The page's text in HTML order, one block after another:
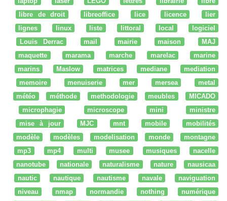
libre de droit
libreoffice lice licence
lier
lignes
linux liste littoral local
logiciel
Louis Derrac
mail mairie maison
MAJ
maquette
marama marche marelac
marine
marins
Maslow matrices mediane
mediation
memoire
menuiserie mer mersea
metal
météo
méthode methodologie meubles
MICADO
microphagie
microscope mini
ministre
mise à jour
MJC mnt mobile
mobilités
modèle
modèles modelisation monde
montagne
mp3
mp4 multi musee musiques
nacelle
nanotube
nationale naturalisme nature
nausicaa
nautic
nautique nautisme navale
naviguation
niveau
nmap normandie nothing
numérique